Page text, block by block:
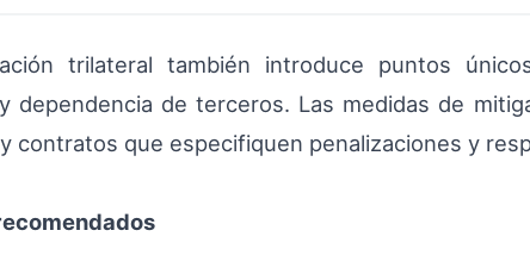
trilateral también introduce puntos
dependencia de terceros. Las medidas de
contratos que especifiquen penalizaciones y